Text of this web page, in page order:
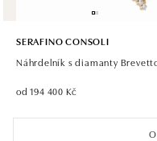
SERAFINO CONSOLI
Náhrdelník s diamanty
od 194 400 Kč